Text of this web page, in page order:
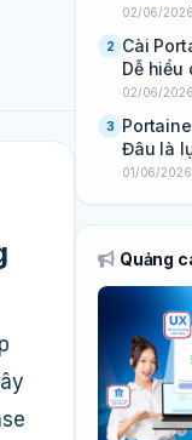
02/06/2026
2
Cài
Dễ hiểu
02/06/2026
3
Đâu là
01/06/2026
Quảng